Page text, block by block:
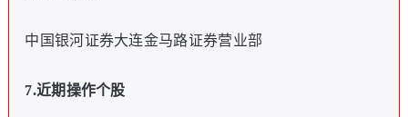
中国银河证券大连金马路证券营业部
7.近期操作个股